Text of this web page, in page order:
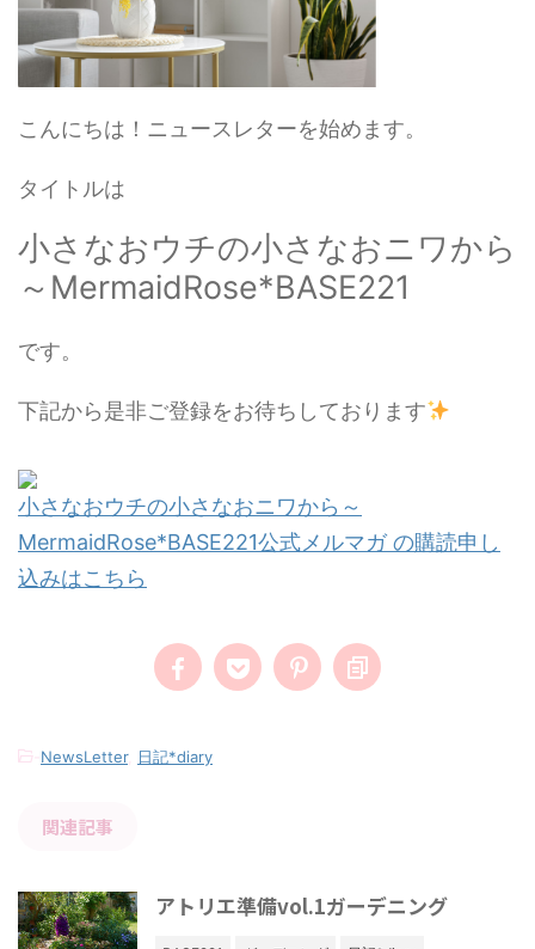
こんにちは！ニュースレターを始めます。
タイトルは
小さなおウチの小さなおニワから
～MermaidRose*BASE221
です。
下記から是非ご登録をお待ちしております
小さなおウチの小さなおニワから～
MermaidRose*BASE221公式メルマガ の購読申し
込みはこちら
NewsLetter, 日記*diary
関連記事
アトリエ準備vol.1ガーデニング